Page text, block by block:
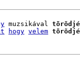
muzsikával
hogy velem